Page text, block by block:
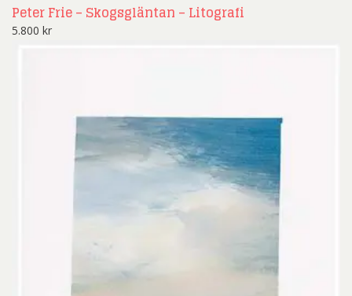
Peter Frie – Skogsgläntan – Litografi
5.800 kr